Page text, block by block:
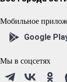
Мобильное
Google
Мы в соцсетях